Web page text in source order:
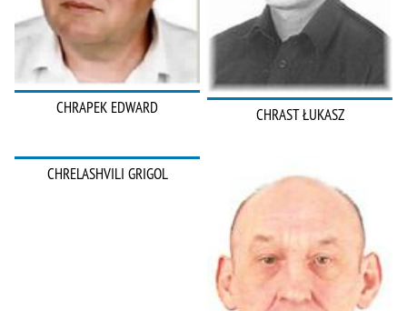
CHRAPEK EDWARD CHRAST ŁUKASZ
CHRELASHVILI GRIGOL